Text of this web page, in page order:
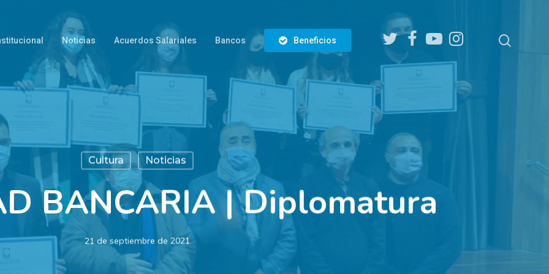
Noticias Acuerdos Salariales Bancos Beneficios
twitterfacebookyoutubeinstagram
Cultura Noticias
BANCARIA | Diplomatura
21 de septiembre de 2021